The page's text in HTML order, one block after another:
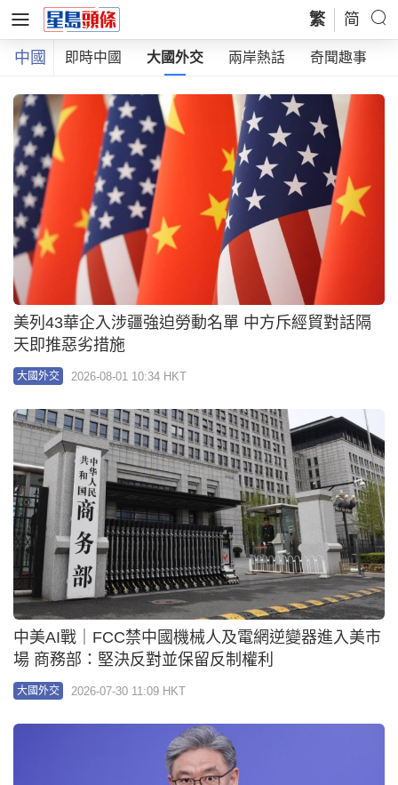
繁 简
中國
全部 即時中國 大國外交 兩岸熱話 奇聞趣事
美列43華企入涉疆強迫勞動名單 中方斥經貿對話隔
天即推惡劣措施
大國外交 2026-08-01 10:34 HKT
中美AI戰｜FCC禁中國機械人及電網逆變器進入美市
場 商務部：堅決反對並保留反制權利
大國外交 2026-07-30 11:09 HKT